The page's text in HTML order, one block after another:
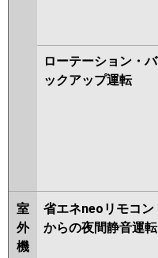
ローテーション・バ
ックアップ運転
室
外
機
省エネneoリモコン
からの夜間静音運転